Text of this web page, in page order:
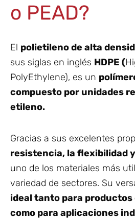
o PEAD?
El polietileno de alta
sus siglas en inglés HDPE (
PolyEthylene), es un
compuesto por unidades
etileno.
Gracias a sus excelentes
resistencia, la flexibilidad
uno de los materiales más
variedad de sectores. Su
ideal tanto para
como para aplicaciones